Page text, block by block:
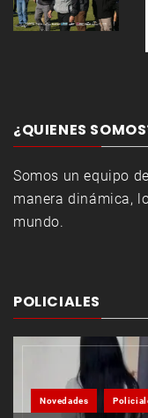
¿QUIENES
Somos un equipo
manera dinámica,
mundo.
POLICIALES
Novedades